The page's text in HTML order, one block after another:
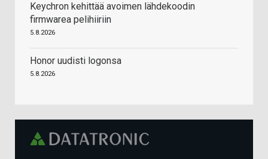
Keychron kehittää avoimen lähdekoodin
firmwarea pelihiiriin
5.8.2026
Honor uudisti logonsa
5.8.2026